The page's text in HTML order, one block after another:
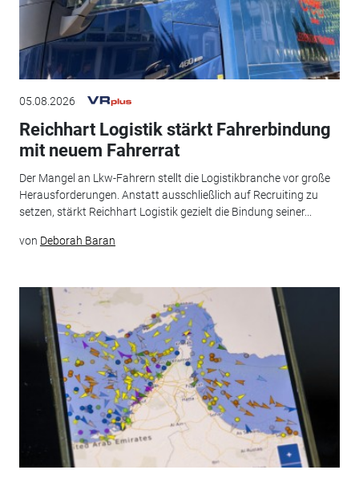
05.08.2026
Reichhart Logistik stärkt Fahrerbindung
mit neuem Fahrerrat
Der Mangel an Lkw-Fahrern stellt die Logistikbranche vor große
Herausforderungen. Anstatt ausschließlich auf Recruiting zu
setzen, stärkt Reichhart Logistik gezielt die Bindung seiner...
von Deborah Baran